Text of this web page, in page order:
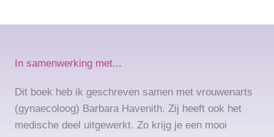
In samenwerking met...
Dit boek heb ik geschreven samen met vrouwenarts
(gynaecoloog) Barbara Havenith. Zij heeft ook het
medische deel uitgewerkt. Zo krijg je een mooi